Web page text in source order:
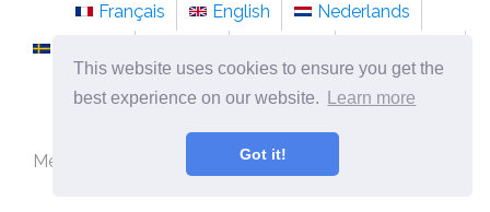
This website uses cookies to ensure you get the
best experience on our website.
Learn more
Got it!
Français English
Nederlands
Românesc
2026tso-stockholm.com
Médecine alternative et méthodes de traitement des